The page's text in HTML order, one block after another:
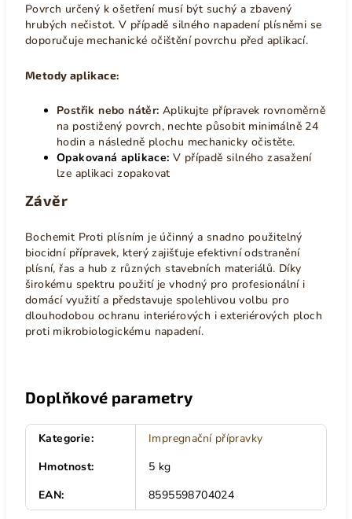
Povrch určený k ošetření musí být suchý a zbavený
hrubých nečistot. V případě silného napadení plísněmi se
doporučuje mechanické očištění povrchu před aplikací.
Metody aplikace:
Postřik nebo nátěr: Aplikujte přípravek rovnoměrně
na postižený povrch, nechte působit minimálně 24
hodin a následně plochu mechanicky očistěte.
Opakovaná aplikace: V případě silného zasažení
lze aplikaci zopakovat
Závěr
Bochemit Proti plísním je účinný a snadno použitelný
biocidní přípravek, který zajišťuje efektivní odstranění
plísní, řas a hub z různých stavebních materiálů. Díky
širokému spektru použití je vhodný pro profesionální i
domácí využití a představuje spolehlivou volbu pro
dlouhodobou ochranu interiérových i exteriérových ploch
proti mikrobiologickému napadení.
Doplňkové parametry
Kategorie:
Impregnační přípravky
Hmotnost:
5 kg
EAN: 8595598704024